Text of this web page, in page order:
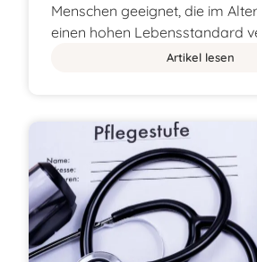
Menschen geeignet, die im
einen hohen Lebensstandard
Artikel lesen